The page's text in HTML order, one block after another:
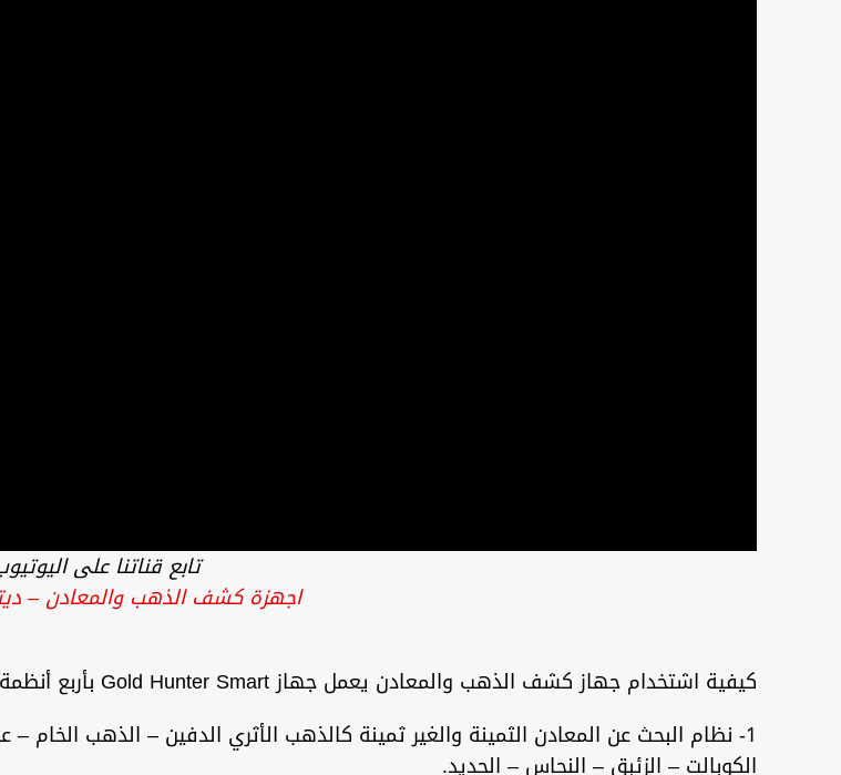
تابع قناتنا على
اجهزة كشف الذهب والمعادن –
كيفية اشتخدام جهاز كشف الذهب والمعادن يعمل جهاز Gold Hunter Smart بأربع أنظمة بحث مختلفة
1- نظام البحث عن المعادن الثمينة والغير ثمينة كالذهب الأثري الدفين – الذهب الخام
الكوبالت – الزئبق – النحاس – الحديد.